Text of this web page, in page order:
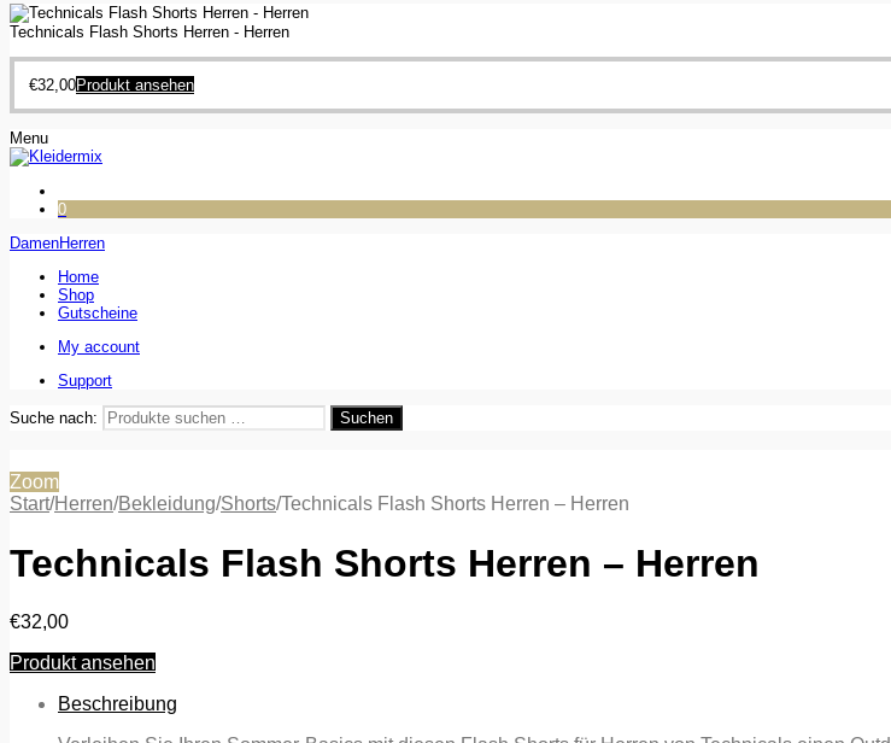
Technicals Flash Shorts Herren - Herren
€32,00Produkt ansehen
Menu
0
DamenHerren
Home
Shop
Gutscheine
My account
Support
Suche nach: Suchen
Zoom
Start/Herren/Bekleidung/Shorts/Technicals Flash Shorts Herren – Herren
Technicals Flash Shorts Herren – Herren
€32,00
Produkt ansehen
Beschreibung